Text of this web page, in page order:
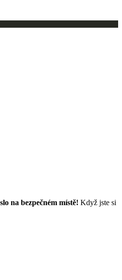
na bezpečném místě! Když jste si